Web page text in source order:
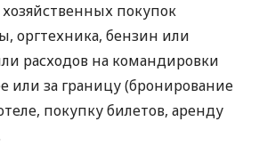
покупок
оргтехника, бензин или
расходов на командировки
или за границу (бронирование
покупку билетов, аренду